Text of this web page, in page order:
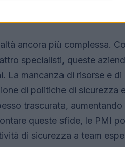
ancora più complessa.
specialisti, queste
La mancanza di risorse e di
di politiche di sicurezza
trascurata,
queste sfide, le PMI
di sicurezza a team